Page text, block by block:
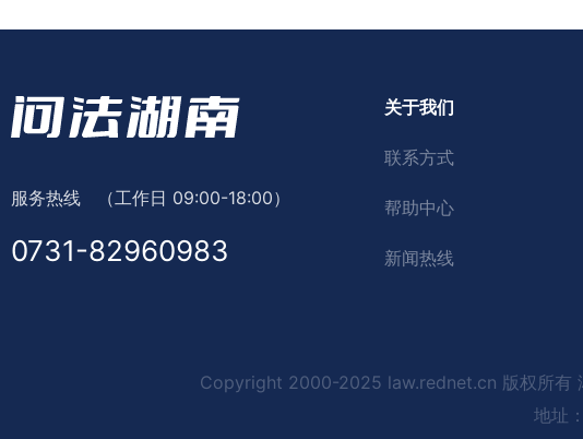
服务热线 （工作日 09:00-18:00）
0731-82960983
关于我们
联系方式
帮助中心
新闻热线
Copyright 2000-2025 law.rednet.cn 版权所有
地址